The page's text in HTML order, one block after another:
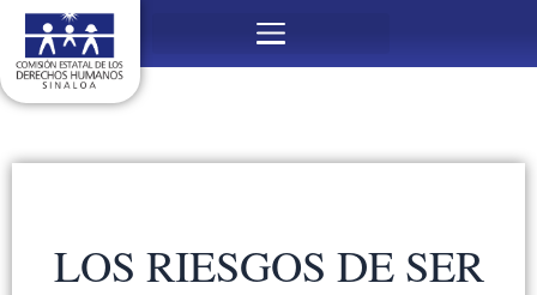
Menú
contenido
LOS RIESGOS DE SER